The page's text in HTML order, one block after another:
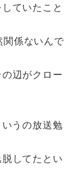
ていたこと
係ないんで
辺がクロー
うの放送勉
してたとい